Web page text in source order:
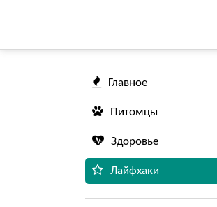
Главное
Питомцы
Здоровье
Лайфхаки